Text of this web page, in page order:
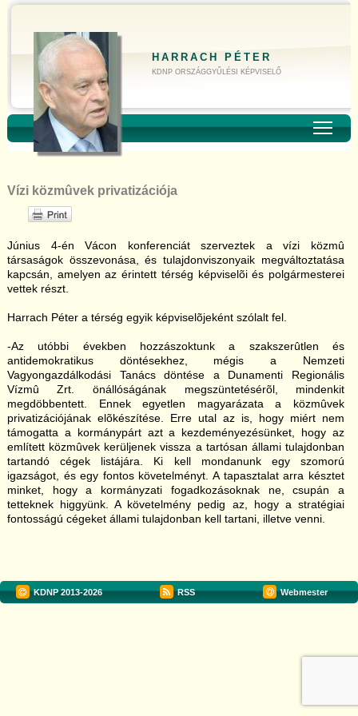
HARRACH PÉTER
KDNP ORSZÁGGYŰLÉSI KÉPVISELŐ
Vízi közmûvek privatizációja
Június 4-én Vácon konferenciát szerveztek a vízi közmû
társaságok összevonása, és tulajdonviszonyaik megváltoztatása
kapcsán, amelyen az érintett térség képviselõi és polgármesterei
vettek részt.
Harrach Péter a térség egyik képviselõjeként szólalt fel.
-Az utóbbi években hozzászoktunk a szakszerûtlen és
antidemokratikus döntésekhez, mégis a Nemzeti
Vagyongazdálkodási Tanács döntése a Dunamenti Regionális
Vízmû Zrt. önállóságának megszüntetésérõl, mindenkit
megdöbbentett. Ennek egyetlen magyarázata a közmûvek
privatizációjának elõkészítése. Erre utal az is, hogy miért nem
támogatta a kormánypárt azt a kezdeményezésünket, hogy az
említett közmûvek kerüljenek vissza a tartósan állami tulajdonban
tartandó cégek listájára. Ki kell mondanunk egy szomorú
igazságot, és egy fontos követelményt. A tapasztalat arra késztet
minket, hogy a kormányzati fogadkozásoknak ne, csupán a
tetteknek higgyünk. A követelmény pedig az, hogy a stratégiai
fontosságú cégeket állami tulajdonban kell tartani, illetve venni.
KDNP2013-2026 RSS Webmester